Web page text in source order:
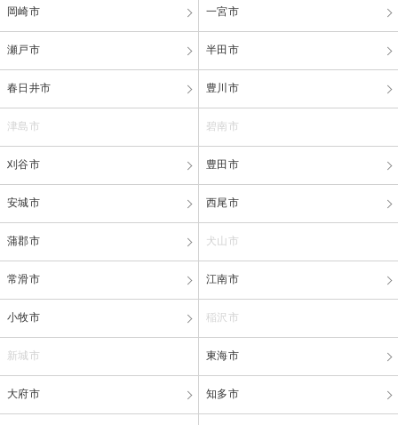
岡崎市 一宮市
瀬戸市 半田市
春日井市 豊川市
津島市 碧南市
刈谷市 豊田市
安城市 西尾市
蒲郡市 犬山市
常滑市 江南市
小牧市 稲沢市
新城市 東海市
大府市 知多市